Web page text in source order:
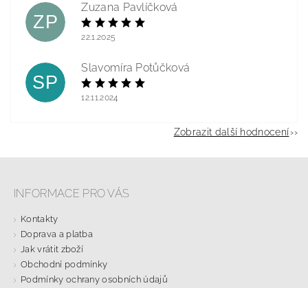
ZP
Zuzana Pavlíčková
22.1.2025
SP
Slavomíra Potůčková
12.11.2024
Zobrazit další hodnocení
INFORMACE PRO VÁS
Kontakty
Doprava a platba
Jak vrátit zboží
Obchodní podmínky
Podmínky ochrany osobních údajů